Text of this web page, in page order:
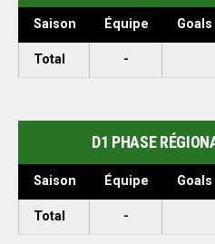
Saison Équipe Goals
Total -
D1 PHASE
Saison Équipe Goals
Total -